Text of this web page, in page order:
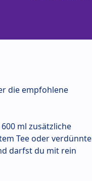
die empfohlene
ml zusätzliche
Tee oder
darfst du mit rein